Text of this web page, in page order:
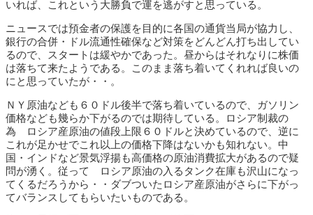
いれば、これという大勝負で運を逃がすと思っている。
ニュースでは預金者の保護を目的に各国の通貨当局が協力し、
銀行の合併・ドル流通性確保など対策をどんどん打ち出してい
るので、スタートは緩やかであった。昼からはそれなりに株価
は落ちて来たようである。このまま落ち着いてくれれば良いの
にと思っていたが・・。
ＮＹ原油なども６０ドル後半で落ち着いているので、ガソリン
価格なども幾らか下がるのでは期待している。ロシア制裁の
為 ロシア産原油の値段上限６０ドルと決めているので、逆に
これが足かせでこれ以上の価格下降はないかも知れない。中
国・インドなど景気浮揚も高価格の原油消費拡大があるので疑
問が湧く。従って ロシア原油の入るタンク在庫も沢山になっ
てくるだろうから・・ダブついたロシア産原油がさらに下がっ
てバランスしてもらいたいものである。